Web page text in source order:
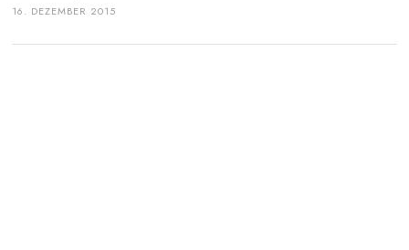
16. DEZEMBER 2015